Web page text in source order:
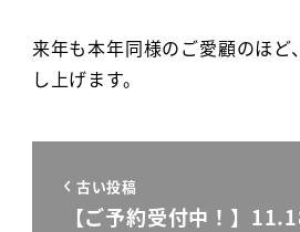
来年も本年同様のご愛顧のほど
し上げます。
古い投稿
【ご予約受付中！】